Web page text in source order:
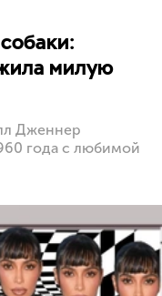
милую
Дженнер
года с любимой